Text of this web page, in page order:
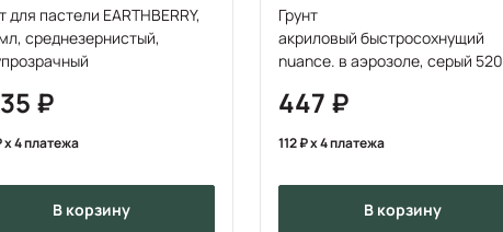
для пастели EARTHBERRY,
среднезернистый,
x 4 платежа
в корзину
Грунт
акриловый быстросохнущий
nuance. в аэрозоле, серый 520
447
112 x 4 платежа
в корзину